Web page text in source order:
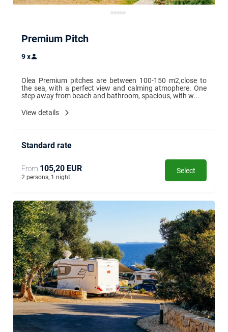
Premium Pitch
9x
Olea Premium pitches are between 100-150 m2,close to
the sea, with a perfect view and calming atmophere. One
step away from beach and bathroom, spacious, with w...
View details
Standard rate
From 105,20 EUR
2 persons, 1 night
Select